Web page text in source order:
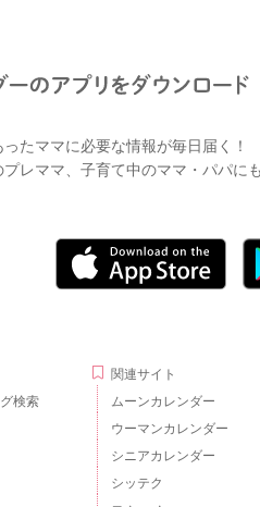
たママに必要な情報が毎日届く！
レママ、子育て中のママ・パパに
検索
関連サイト
ムーンカレンダー
ウーマンカレンダー
シニアカレンダー
シッテク